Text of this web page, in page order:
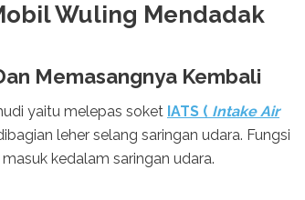
Wuling Mendadak
Memasangnya Kembali
yaitu melepas soket IATS ( Intake Air
leher selang saringan udara. Fungsi
kedalam saringan udara.